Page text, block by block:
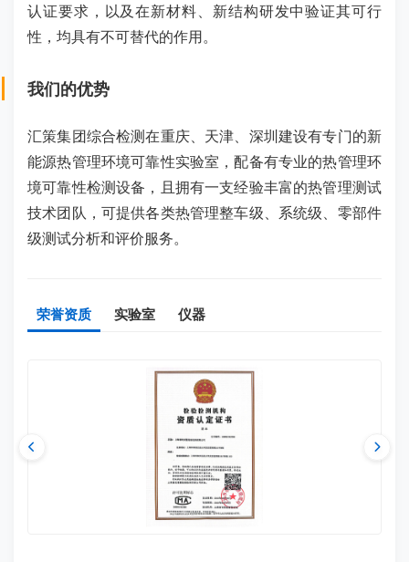
认证要求，以及在新材料、新结构研发中验证其可行
性，均具有不可替代的作用。
我们的优势
汇策集团综合检测在重庆、天津、深圳建设有专门的新
能源热管理环境可靠性实验室，配备有专业的热管理环
境可靠性检测设备，且拥有一支经验丰富的热管理测试
技术团队，可提供各类热管理整车级、系统级、零部件
级测试分析和评价服务。
荣誉资质 实验室 仪器